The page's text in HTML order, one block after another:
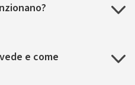
e come